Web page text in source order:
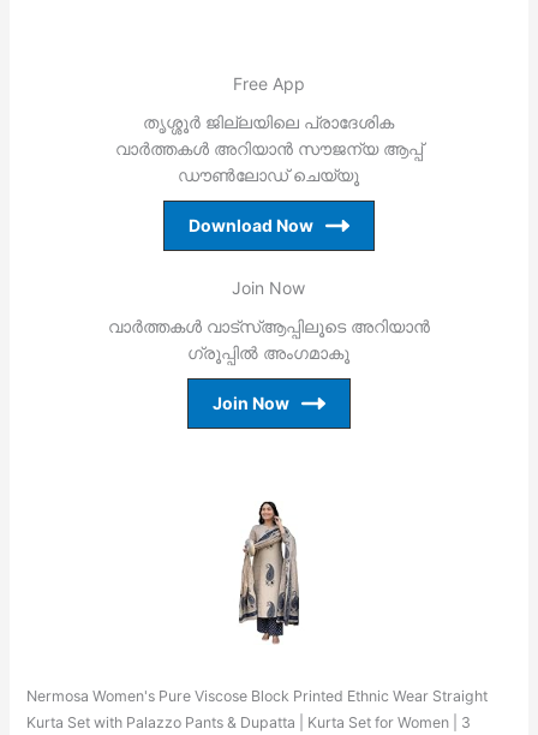
Free App
തൃശ്ശൂര്‍ ജില്ലയിലെ പ്രാദേശിക
വാര്‍ത്തകള്‍ അറിയാന്‍ സൗജന്യ ആപ്പ്
ഡൗണ്‍ലോഡ് ചെയ്യൂ
Download Now
Join Now
വാര്‍ത്തകള്‍ വാട്‌സ്ആപ്പിലൂടെ അറിയാന്‍
ഗ്രൂപ്പില്‍ അംഗമാകൂ
Join Now
Nermosa Women's Pure Viscose Block Printed Ethnic Wear Straight
Kurta Set with Palazzo Pants & Dupatta | Kurta Set for Women | 3